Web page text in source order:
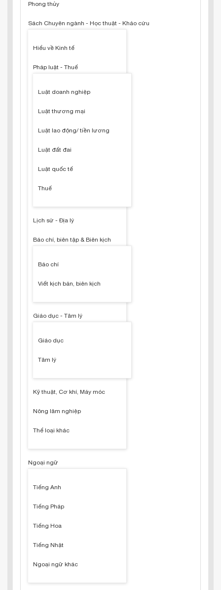
Phong thủy
Sách Chuyên ngành - Học thuật - Khảo cứu
Hiểu về Kinh tế
Pháp luật - Thuế
Luật doanh nghiệp
Luật thương mại
Luật lao động/ tiền lương
Luật đất đai
Luật quốc tế
Thuế
Lịch sử - Địa lý
Báo chí, biên tập & Biên kịch
Báo chí
Viết kịch bản, biên kịch
Giáo dục - Tâm lý
Giáo dục
Tâm lý
Kỹ thuật, Cơ khí, Máy móc
Nông lâm nghiệp
Thể loại khác
Ngoại ngữ
Tiếng Anh
Tiếng Pháp
Tiếng Hoa
Tiếng Nhật
Ngoại ngữ khác